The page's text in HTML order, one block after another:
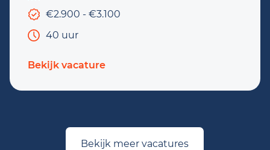
€2.900 - €3.100
40 uur
Bekijk vacature
Bekijk meer vacatures